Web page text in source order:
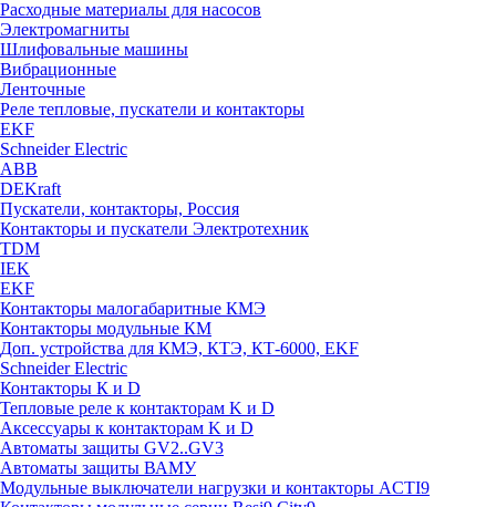
Расходные материалы для насосов
Электромагниты
Шлифовальные машины
Вибрационные
Ленточные
Реле тепловые, пускатели и контакторы
EKF
Schneider Electric
ABB
DEKraft
Пускатели, контакторы, Россия
Контакторы и пускатели Электротехник
TDM
IEK
EKF
Контакторы малогабаритные КМЭ
Контакторы модульные КМ
Доп. устройства для КМЭ, КТЭ, КТ-6000, EKF
Schneider Electric
Контакторы К и D
Тепловые реле к контакторам K и D
Аксессуары к контакторам K и D
Автоматы защиты GV2..GV3
Автоматы защиты ВАМУ
Модульные выключатели нагрузки и контакторы ACTI9